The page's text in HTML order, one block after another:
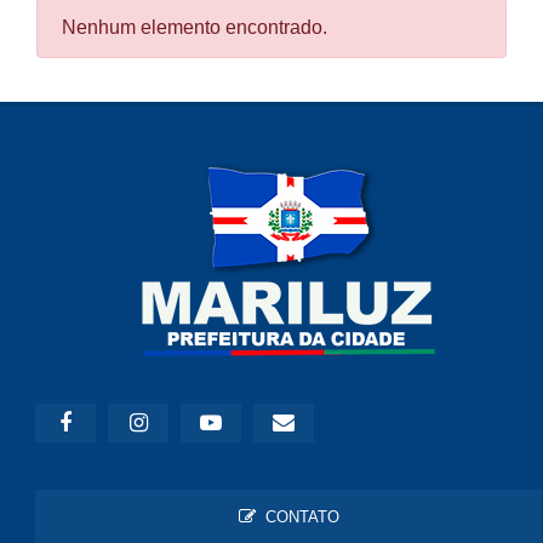
Nenhum elemento encontrado.
CONTATO